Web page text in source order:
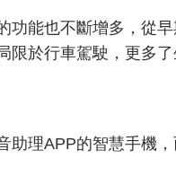
功能也不斷增多，從
於行車駕駛，更多了
助理APP的智慧手機